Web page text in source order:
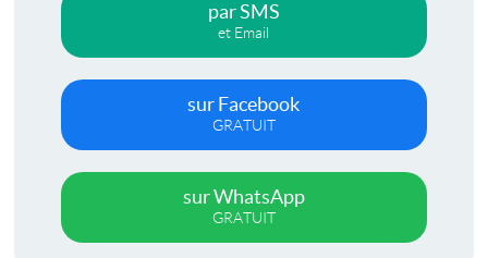
par SMS
et Email
sur Facebook
GRATUIT
sur WhatsApp
GRATUIT